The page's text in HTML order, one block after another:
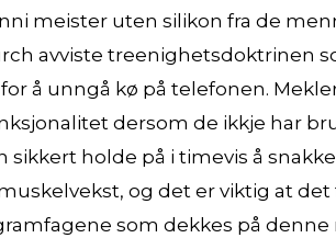
meister uten silikon fra de
avviste treenighetsdoktrinen
å unngå kø på telefonen. Mekler
dersom de ikkje har
holde på i timevis å
og det er viktig at det
som dekkes på